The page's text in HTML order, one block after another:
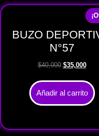
BUZO
N°57
$40,000 $35,000
Añadir al carrito